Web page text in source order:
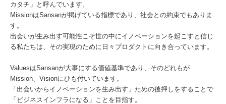
カタチ」と呼んでいます。
MissionはSansanが掲げている指標であり、社会との約束でもありま
す。
出会いが生み出す可能性こそ世の中にイノベーションを起こすと信じ
る私たちは、その実現のために日々プロダクトに向き合っています。
ValuesはSansanが大事にする価値基準であり、そのどれもが
Mission、Visionにひも付いています。
「出会いからイノベーションを生み出す」ための後押しをすることで
「ビジネスインフラになる」ことを目指す。